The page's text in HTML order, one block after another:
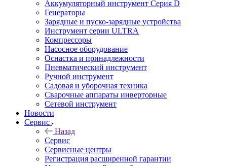
Аккумуляторный инструмент Серия D
Генераторы
Зарядные и пуско-зарядные устройства
Инструмент серии ULTRA
Компрессоры
Насосное оборудование
Оснастка и принадлежности
Пневматический инструмент
Ручной инструмент
Садовая и уборочная техника
Сварочные аппараты инверторные
Сетевой инструмент
Новости
Сервис
Назад
Сервис
Сервисные центры
Регистрация расширенной гарантии